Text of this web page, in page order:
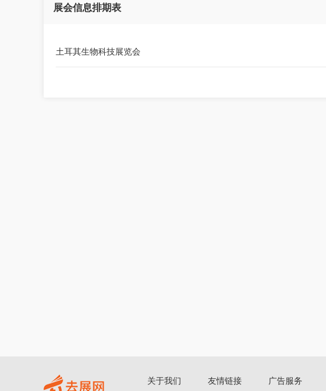
展会信息排期表
土耳其生物科技展览会
关于我们 友情链接 广告服务